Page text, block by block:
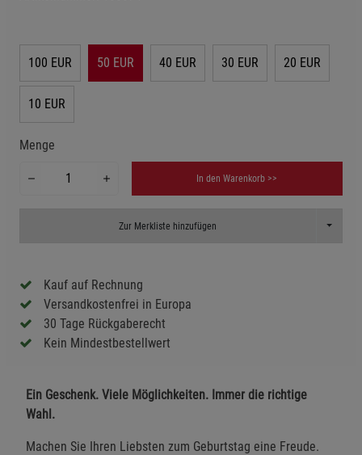
100 EUR 50 EUR 40 EUR 30 EUR 20 EUR
10 EUR
Menge
In den Warenkorb >>
Zur Merkliste hinzufügen Toggle
Kauf auf Rechnung
Versandkostenfrei in Europa
30 Tage Rückgaberecht
Kein Mindestbestellwert
Ein Geschenk. Viele Möglichkeiten. Immer die richtige
Wahl.
Machen Sie Ihren Liebsten zum Geburtstag eine Freude.